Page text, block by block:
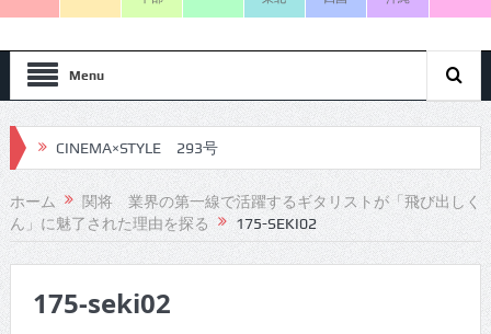
Menu
CINEMA×STYLE 293号
CINEMA×STYLE 292号
CINEMA×STYLE 291号
CINEMA×STYLE 289号
ホーム
関将 業界の第一線で活躍するギタリストが「飛び出しく
ん」に魅了された理由を探る
175-SEKI02
175-seki02